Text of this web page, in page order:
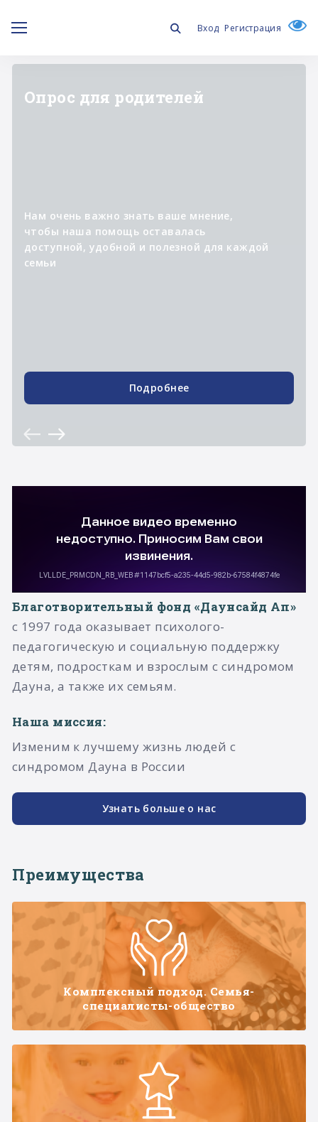
Вход Регистрация
"ЛИЧНОЕ ДЕЛО"
реализации программ фонда,
помогая изменять к лучшему
Подробнее
Благотворительный фонд «Даунсайд Ап»
с 1997 года оказывает психолого-
педагогическую и социальную поддержку
детям, подросткам и взрослым с синдромом
Дауна, а также их семьям.​
Наша миссия:
Изменим к лучшему жизнь людей с
синдромом Дауна в России
Узнать больше о нас
Преимущества
Комплексный подход. Семья-
специалисты-общество